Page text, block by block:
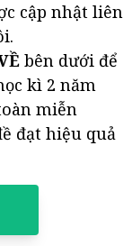
cập nhật liên
bên dưới để
kì 2 năm
miễn
đạt hiệu quả